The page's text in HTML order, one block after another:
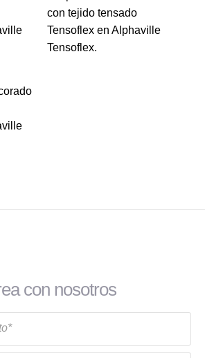
con nosotros